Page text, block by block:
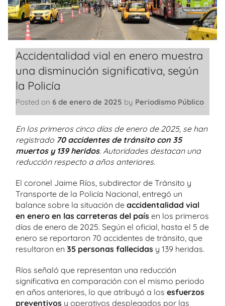
Accidentalidad vial en enero muestra
una disminución significativa, según
la Policía
Posted on 6 de enero de 2025 by Periodismo Público
En los primeros cinco días de enero de 2025, se han
registrado 70 accidentes de tránsito con 35
muertos y 139 heridos. Autoridades destacan una
reducción respecto a años anteriores.
El coronel Jaime Ríos, subdirector de Tránsito y
Transporte de la Policía Nacional, entregó un
balance sobre la situación de accidentalidad vial
en enero en las carreteras del país en los primeros
días de enero de 2025. Según el oficial, hasta el 5 de
enero se reportaron 70 accidentes de tránsito, que
resultaron en 35 personas fallecidas y 139 heridas.
Ríos señaló que representan una reducción
significativa en comparación con el mismo periodo
en años anteriores, lo que atribuyó a los esfuerzos
preventivos y operativos desplegados por las